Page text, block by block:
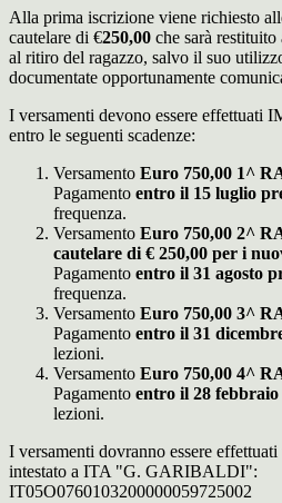
Alla prima iscrizione viene richiesto
cautelare di €250,00 che sarà
al ritiro del ragazzo, salvo il suo
documentate opportunamente
I versamenti devono essere
entro le seguenti scadenze:
Versamento Euro 750,00 1^
Pagamento entro il 15 luglio
frequenza.
Versamento Euro 750,00 2^
cautelare di € 250,00 per i
Pagamento entro il 31 agosto
frequenza.
Versamento Euro 750,00 3^
Pagamento entro il 31
lezioni.
Versamento Euro 750,00 4^
Pagamento entro il 28 febbraio
lezioni.
I versamenti dovranno essere
intestato a ITA "G. GARIBALDI":
IT05O0760103200000059725002